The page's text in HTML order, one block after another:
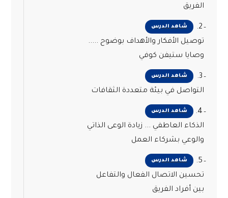
الفريق
شاهد الدرس
2.
توصيل الأفكار والأهداف بوضوح .....
وصايا ستيفن كوفي
شاهد الدرس
3.
التواصل في بيئة متعددة الثقافات
شاهد الدرس
4.
الذكاء العاطفي ... زيادة الوعى الذاتي
والوعي بشركاء العمل
شاهد الدرس
5.
تحسين الاتصال الفعال والتفاعل
بين أفراد الفريق